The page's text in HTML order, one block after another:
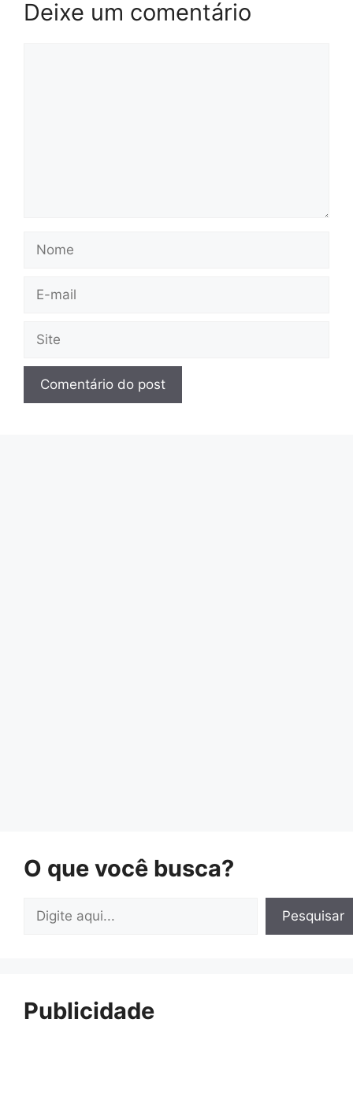
Deixe um comentário
Nome
Site
O que você busca?
Pesquisar
Pesquisar
Publicidade